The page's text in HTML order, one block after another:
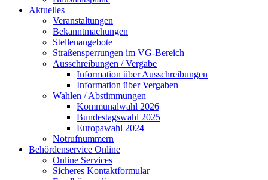
Aktuelles
Veranstaltungen
Bekanntmachungen
Stellenangebote
Straßensperrungen im VG-Bereich
Ausschreibungen / Vergabe
Information über Ausschreibungen
Information über Vergaben
Wahlen / Abstimmungen
Kommunalwahl 2026
Bundestagswahl 2025
Europawahl 2024
Notrufnummern
Behördenservice Online
Online Services
Sicheres Kontaktformular